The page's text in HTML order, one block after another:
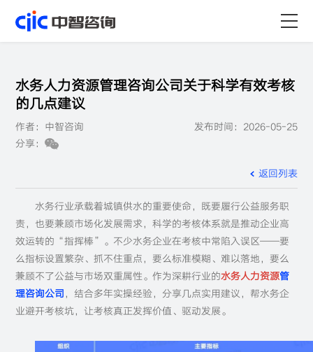
服务
行业
职业
水务人力资源管理咨询公司关于科学有效考核
的几点建议
作者：中智咨询
发布时间：2026-05-25
分享：
返回列表
水务行业承载着城镇供水的重要使命，既要履行公益服务职
责，也要兼顾市场化发展需求，科学的考核体系就是推动企业高
效运转的“指挥棒”。不少水务企业在考核中常陷入误区——要
么指标设置繁杂、抓不住重点，要么标准模糊、难以落地，要么
兼顾不了公益与市场双重属性。作为深耕行业的水务人力资源管
理咨询公司 ，结合多年实操经验，分享几点实用建议，帮水务企
业避开考核坑，让考核真正发挥价值、驱动发展。